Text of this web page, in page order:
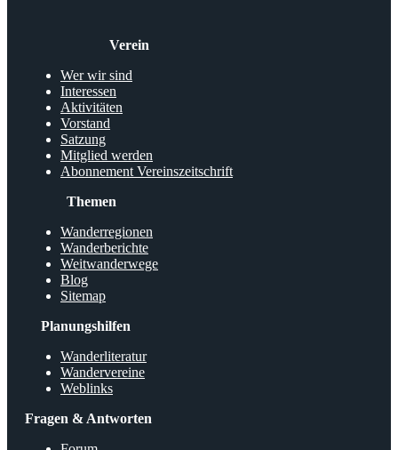
Verein
Wer wir sind
Interessen
Aktivitäten
Vorstand
Satzung
Mitglied werden
Abonnement Vereinszeitschrift
Themen
Wanderregionen
Wanderberichte
Weitwanderwege
Blog
Sitemap
Planungshilfen
Wanderliteratur
Wandervereine
Weblinks
Fragen & Antworten